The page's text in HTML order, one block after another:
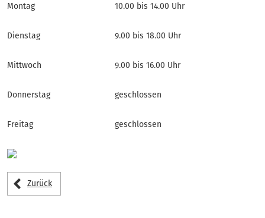
Montag 10.00 bis 14.00 Uhr
Dienstag 9.00 bis 18.00 Uhr
Mittwoch 9.00 bis 16.00 Uhr
Donnerstag geschlossen
Freitag geschlossen
Zurück